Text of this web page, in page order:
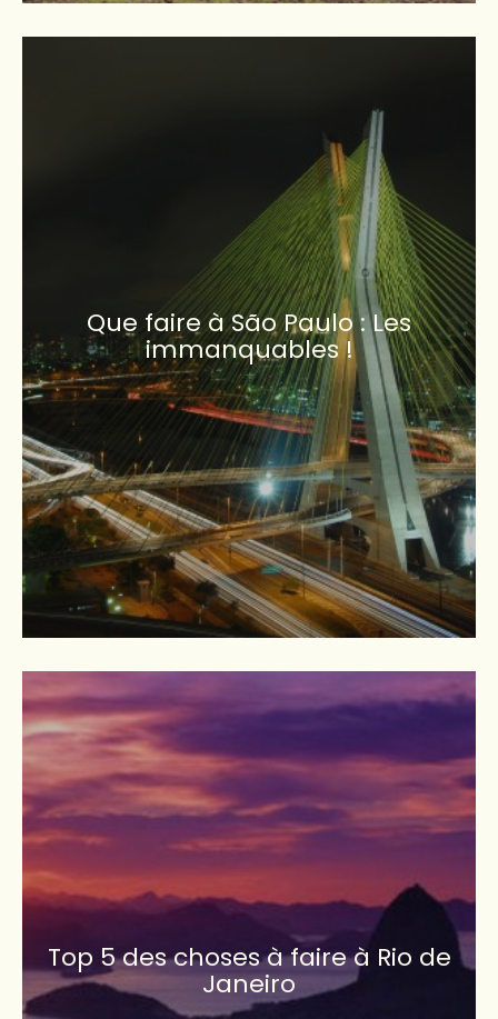
Que faire à São Paulo : Les
immanquables !
Top 5 des choses à faire à Rio de
Janeiro